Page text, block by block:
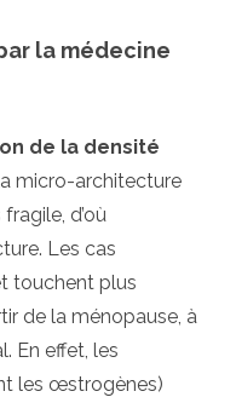
la médecine
de la densité
micro-architecture
d’où
Les cas
touchent plus
de la ménopause, à
En effet, les
les œstrogènes)